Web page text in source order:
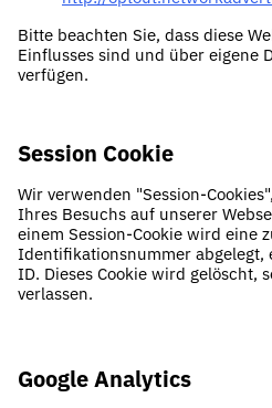
Bitte beachten Sie, dass diese
Einflusses sind und über eigene
verfügen.
Session Cookie
Wir verwenden "Session-
Ihres Besuchs auf unserer
einem Session-Cookie wird eine
Identifikationsnummer abgelegt,
ID. Dieses Cookie wird gelöscht,
verlassen.
Google Analytics